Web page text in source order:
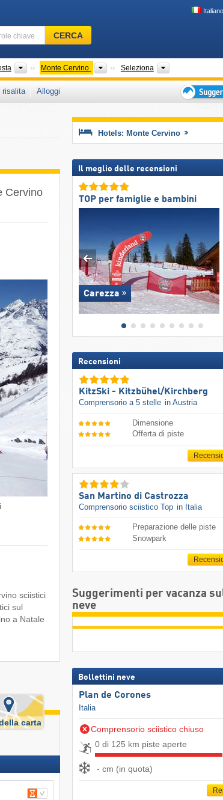
Italiano
Comprensorio
sciistico,
Parole
chiave
…
CERCA
RegioniMonte Cervino Regioni turistiche
Seleziona
risalita
Alloggi
per
vacanza
Cervino
sciistici
sul
a Natale
carta
Hotels: Monte Cervino
Il meglio delle recensioni
TOP per famiglie e bambini
Carezza
Recensioni
KitzSki - Kitzbühel/​Kirchberg
Comprensorio a 5 stelle in Austria
Dimensione
Offerta di piste
San Martino di Castrozza
Comprensorio sciistico Top in Italia
Preparazione delle piste
Snowpark
Suggerimenti per vacanza
neve
Bollettini neve
Plan de Corones
Italia
Comprensorio sciistico chiuso
0 di 125 km piste aperte
- cm (in quota)